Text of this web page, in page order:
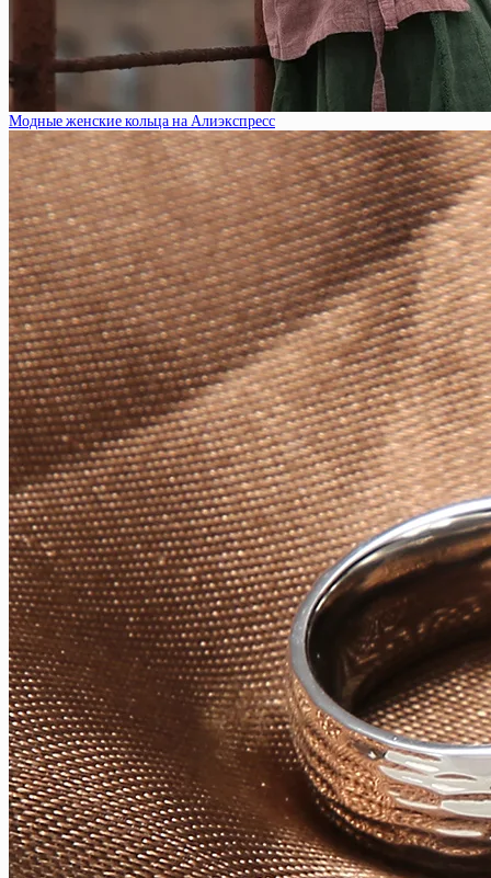
Модные женские кольца на Алиэкспресс